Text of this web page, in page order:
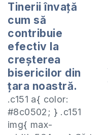
Tinerii învață
cum să
contribuie
efectiv la
creșterea
bisericilor din
țara noastră.
.c151 a{ color:
#8c0502; } .c151
img{ max-